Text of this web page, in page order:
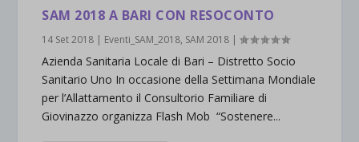
SAM 2018 A BARI CON RESOCONTO
14 Set 2018 | Eventi_SAM_2018, SAM 2018 |
Azienda Sanitaria Locale di Bari – Distretto Socio
Sanitario Uno In occasione della Settimana Mondiale
per l’Allattamento il Consultorio Familiare di
Giovinazzo organizza Flash Mob “Sostenere...